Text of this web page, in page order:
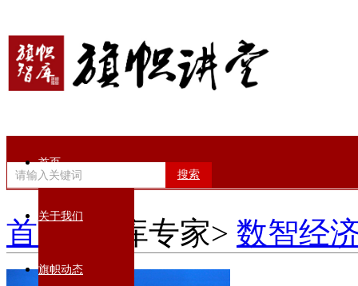
搜索
首页
关于我们
旗帜动态
首页>智库专家> 数智经